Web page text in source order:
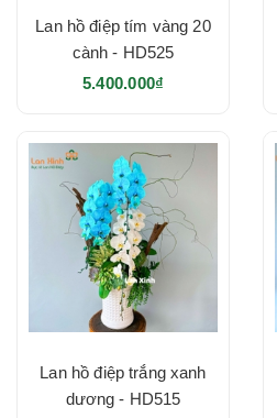
Lan hồ điệp tím vàng 20
cành - HD525
5.400.000₫
Lan hồ điệp trắng xanh
dương - HD515